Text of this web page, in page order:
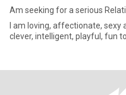
Am seeking for a serious
I am loving, affectionate, sexy
clever, intelligent, playful, fun